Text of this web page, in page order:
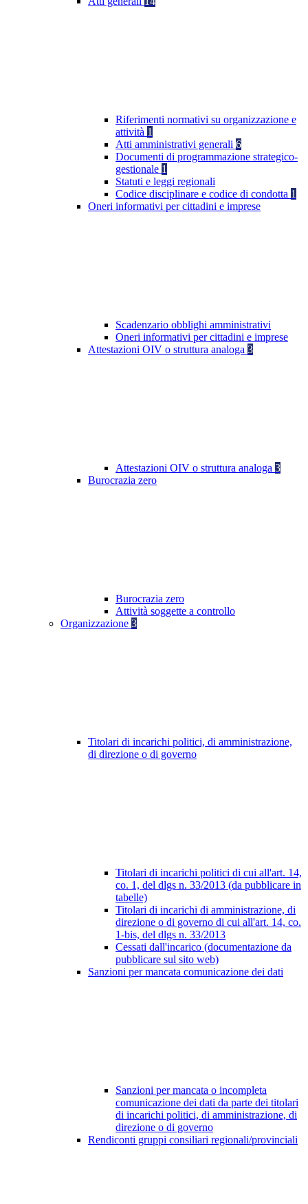
Riferimenti normativi su organizzazione e
attività 1
Atti amministrativi generali 6
Documenti di programmazione strategico-
gestionale 1
Statuti e leggi regionali
Codice disciplinare e codice di condotta 1
Oneri informativi per cittadini e imprese
Scadenzario obblighi amministrativi
Oneri informativi per cittadini e imprese
Attestazioni OIV o struttura analoga 3
Attestazioni OIV o struttura analoga 3
Burocrazia zero
Burocrazia zero
Attività soggette a controllo
Organizzazione 3
Titolari di incarichi politici, di amministrazione,
di direzione o di governo
Titolari di incarichi politici di cui all'art. 14,
co. 1, del dlgs n. 33/2013 (da pubblicare in
tabelle)
Titolari di incarichi di amministrazione, di
direzione o di governo di cui all'art. 14, co.
1-bis, del dlgs n. 33/2013
Cessati dall'incarico (documentazione da
pubblicare sul sito web)
Sanzioni per mancata comunicazione dei dati
Sanzioni per mancata o incompleta
comunicazione dei dati da parte dei titolari
di incarichi politici, di amministrazione, di
direzione o di governo
Rendiconti gruppi consiliari regionali/provinciali